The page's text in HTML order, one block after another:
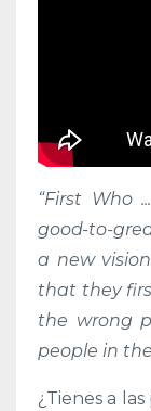
“First Who
good-to-
a new
that they
the wrong
people in
¿Tienes a las